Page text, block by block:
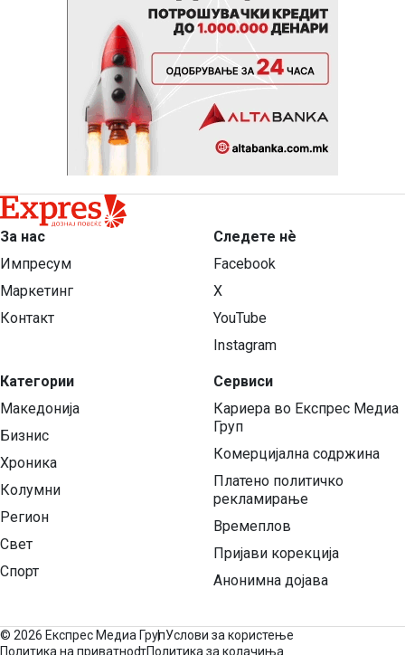
За нас
Импресум
Маркетинг
Контакт
Категории
Македонија
Бизнис
Хроника
Колумни
Регион
Свет
Спорт
Следете нѐ
Facebook
X
YouTube
Instagram
Сервиси
Кариера во Експрес Медиа
Груп
Комерцијална содржина
Платено политичко
рекламирање
Времеплов
Пријави корекција
Анонимна дојава
© 2026 Експрес Медиа ГрупУслови за користење
Политика на приватностПолитика за колачиња